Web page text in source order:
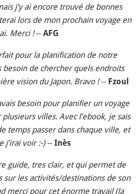
j’y ai encore trouvé de bonnes
lors de mon prochain voyage en
Merci !-- AFG
pour la planification de notre
de chercher quels endroits
vision du Japon. Bravo !-- Fzoul
besoin pour planifier un voyage
villes. Avec l’ebook, je sais
temps passer dans chaque ville, et
j’irai voir :-)-- Inès
guide, tres clair, et qui permet de
sur les activités/destinations de son
merci pour cet énorme travail (la